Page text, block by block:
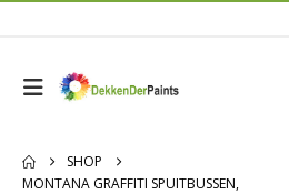
SHOP
MONTANA GRAFFITI SPUITBUSSEN,